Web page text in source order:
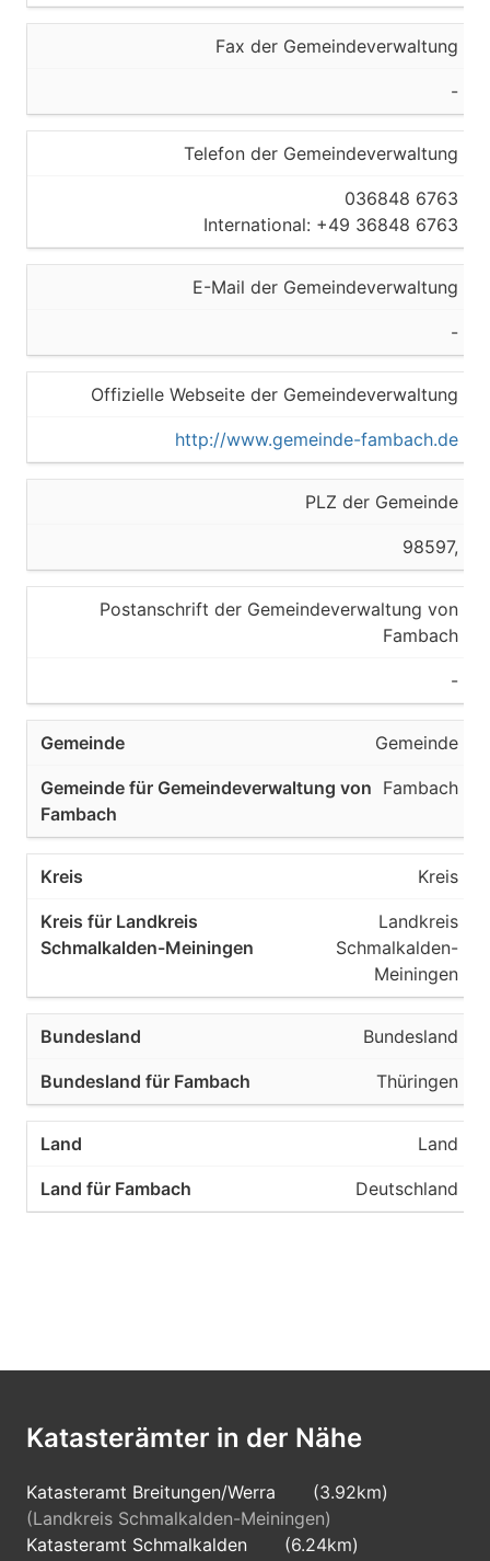
Fax der Gemeindeverwaltung
-
Telefon der Gemeindeverwaltung
036848 6763
International: +49 36848 6763
E-Mail der Gemeindeverwaltung
-
Offizielle Webseite der Gemeindeverwaltung
http://www.gemeinde-fambach.de
PLZ der Gemeinde
98597,
Postanschrift der Gemeindeverwaltung von
Fambach
-
Gemeinde
Fambach
Kreis
Landkreis
Schmalkalden-
Meiningen
Bundesland
Thüringen
Land
Deutschland
Katasterämter in der Nähe
Katasteramt Breitungen/Werra
(3.92km)
(Landkreis Schmalkalden-Meiningen)
Katasteramt Schmalkalden
(6.24km)